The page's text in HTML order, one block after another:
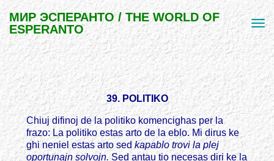
МИР ЭСПЕРАНТО / THE WORLD OF
ESPERANTO
39. POLITIKO
Chiuj difinoj de la politiko komencighas per la
frazo: La politiko estas arto de la eblo. Mi dirus ke
ghi neniel estas arto sedkapablo trovi la plej
oportunajn solvojn.Sed antau tio necesas diri ke la